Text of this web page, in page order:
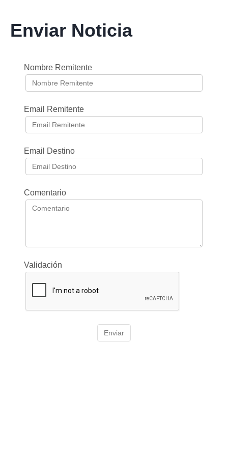
Enviar Noticia
Nombre Remitente
Email Remitente
Email Destino
Comentario
Validación